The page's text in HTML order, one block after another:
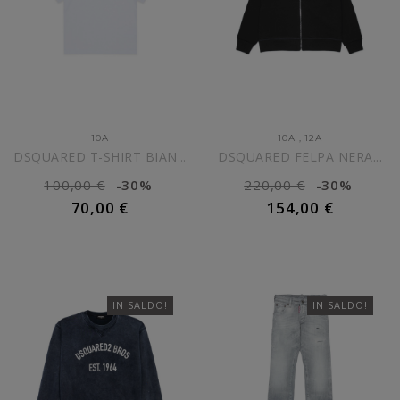
10A
DSQUARED T-SHIRT BIANCA CON...
100,00 € -30%
70,00 €
AGGIUNGI AL CARRELLO
10A , 12A
DSQUARED FELPA NERA...
220,00 € -30%
154,00 €
AGGIUNGI AL CARRELLO
IN SALDO! IN SALDO!